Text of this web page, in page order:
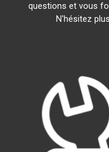
questions et vous
N'hésitez